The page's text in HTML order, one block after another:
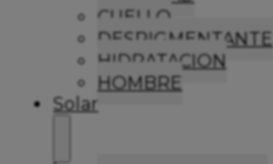
CUELLO
DESPIGMENTANTE
HIDRATACION
HOMBRE
Solar